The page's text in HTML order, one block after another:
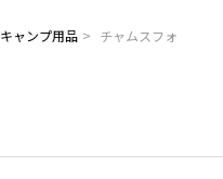
キャンプ用品 > チャムスフォ